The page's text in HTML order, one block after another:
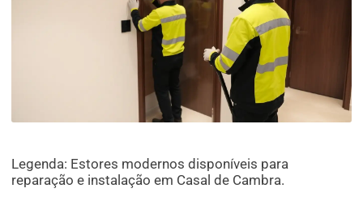
Legenda: Estores modernos disponíveis para
reparação e instalação em Casal de Cambra.